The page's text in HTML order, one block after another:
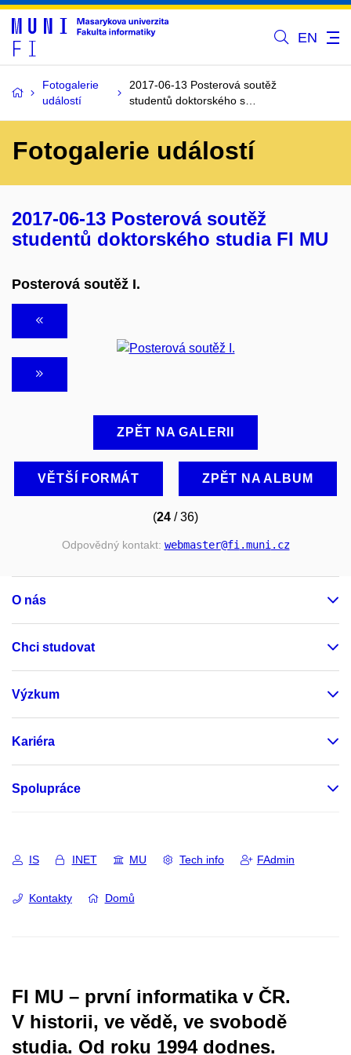
EN
Fotogalerie
událostí
2017-06-13 Posterová soutěž
studentů doktorského s…
Fotogalerie událostí
2017-06-13 Posterová soutěž
studentů doktorského studia FI MU
Posterová soutěž I.
ZPĚT NA GALERII
VĚTŠÍ FORMÁT ZPĚT NA ALBUM
(24 / 36)
Odpovědný kontakt: webmaster@fi.muni.cz
O nás
Chci studovat
Výzkum
Kariéra
Spolupráce
IS INET MU Tech info FAdmin
Kontakty Domů
FI MU – první informatika v ČR.
V historii, ve vědě, ve svobodě
studia. Od roku 1994 dodnes.